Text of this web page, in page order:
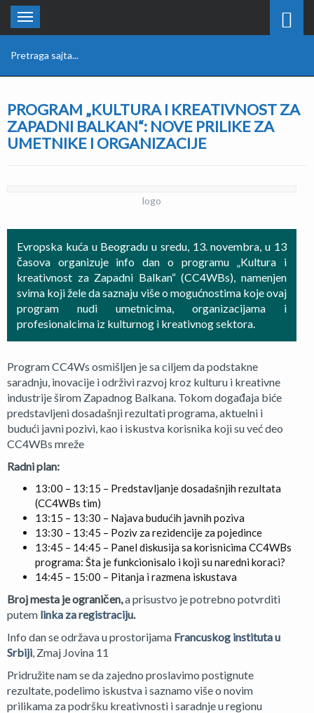
Toggle
navigation
PROGRAM „KULTURA I KREATIVNOST ZA
ZAPADNI BALKAN“: NOVE PRILIKE ZA
UMETNIKE I ORGANIZACIJE
logo
Evropska kuća u Beogradu u sredu, 13. novembra, u 13
časova organizuje info dan o programu „Kultura i
kreativnost za Zapadni Balkan“ (CC4WBs), namenjen
svima koji žele da saznaju više o mogućnostima koje ovaj
program nudi umetnicima, organizacijama i
profesionalcima iz kulturnog i kreativnog sektora.
Program CC4Ws osmišljen je sa ciljem da podstakne
saradnju, inovacije i održivi razvoj kroz kulturu i kreativne
industrije širom Zapadnog Balkana. Tokom događaja biće
predstavljeni dosadašnji rezultati programa, aktuelni i
budući javni pozivi, kao i iskustva korisnika koji su već deo
CC4WBs mreže
Radni plan:
13:00 – 13:15 – Predstavljanje dosadašnjih rezultata
(CC4WBs tim)
13:15 – 13:30 – Najava budućih javnih poziva
13:30 – 13:45 – Poziv za rezidencije za pojedince
13:45 – 14:45 – Panel diskusija sa korisnicima CC4WBs
programa: Šta je funkcionisalo i koji su naredni koraci?
14:45 – 15:00 – Pitanja i razmena iskustava
Broj mesta je ograničen,a prisustvo je potrebno potvrditi
putem linka za registraciju.
Info dan se održava u prostorijama Francuskog instituta u
Srbiji , Zmaj Jovina 11
Pridružite nam se da zajedno proslavimo postignute
rezultate, podelimo iskustva i saznamo više o novim
prilikama za podršku kreativnosti i saradnje u regionu